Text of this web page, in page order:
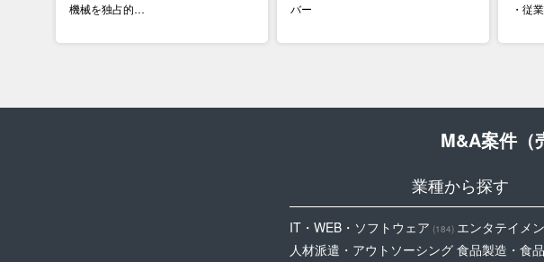
機械を独占的…
バー​
・従
M&A案件（
業種から探す
IT・WEB・ソフトウェア (184)
人材派遣・アウトソーシング
エンタテイメ
食品製造・食